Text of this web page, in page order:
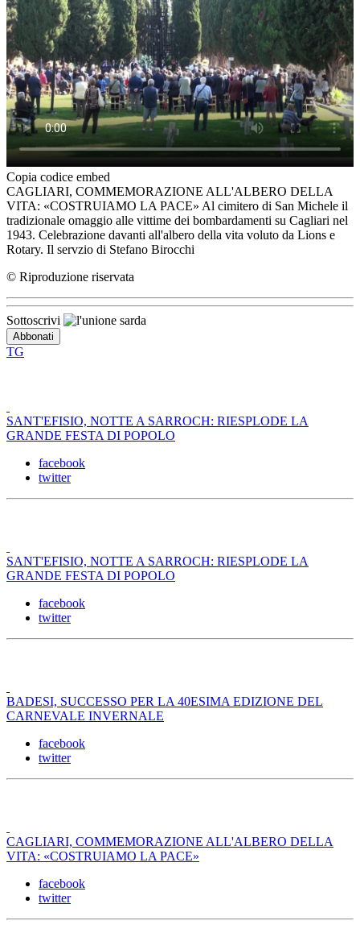
Copia codice embed
CAGLIARI, COMMEMORAZIONE ALL'ALBERO DELLA
VITA: «COSTRUIAMO LA PACE» Al cimitero di San Michele il
tradizionale omaggio alle vittime dei bombardamenti su Cagliari nel
1943. Celebrazione davanti all'albero della vita voluto da Lions e
Rotary. Il servzio di Stefano Birocchi
© Riproduzione riservata
Sottoscrivi
TG
SANT'EFISIO, NOTTE A SARROCH: RIESPLODE LA
GRANDE FESTA DI POPOLO
facebook
twitter
SANT'EFISIO, NOTTE A SARROCH: RIESPLODE LA
GRANDE FESTA DI POPOLO
facebook
twitter
BADESI, SUCCESSO PER LA 40ESIMA EDIZIONE DEL
CARNEVALE INVERNALE
facebook
twitter
CAGLIARI, COMMEMORAZIONE ALL'ALBERO DELLA
VITA: «COSTRUIAMO LA PACE»
facebook
twitter